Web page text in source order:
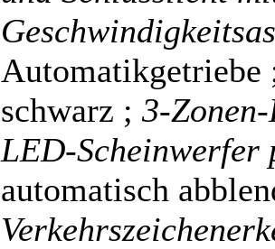
schwarz ; 3-
LED-Scheinwerfer
automatisch